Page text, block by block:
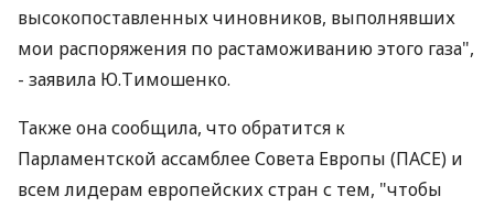
высокопоставленных чиновников, выполнявших
мои распоряжения по растаможиванию этого газа",
- заявила Ю.Тимошенко.
Также она сообщила, что обратится к
Парламентской ассамблее Совета Европы (ПАСЕ) и
всем лидерам европейских стран с тем, "чтобы